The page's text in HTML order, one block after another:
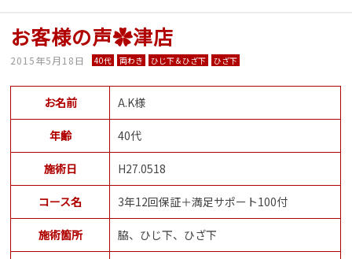
お客様の声✿津店
2015年5月18日 40代 両わき ひじ下＆ひざ下 ひざ下
お名前 A.K様
年齢 40代
施術日 H27.0518
コース名 3年12回保証＋満足サポート100付
施術箇所 脇、ひじ下、ひざ下